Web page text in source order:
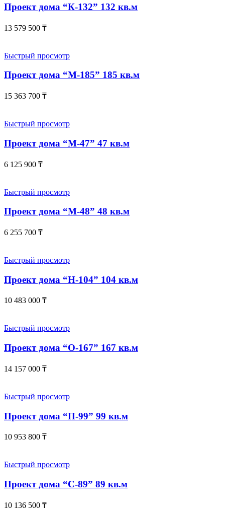
Проект дома “К-132” 132 кв.м
13 579 500 ₸
Быстрый просмотр
Проект дома “М-185” 185 кв.м
15 363 700 ₸
Быстрый просмотр
Проект дома “М-47” 47 кв.м
6 125 900 ₸
Быстрый просмотр
Проект дома “М-48” 48 кв.м
6 255 700 ₸
Быстрый просмотр
Проект дома “Н-104” 104 кв.м
10 483 000 ₸
Быстрый просмотр
Проект дома “О-167” 167 кв.м
14 157 000 ₸
Быстрый просмотр
Проект дома “П-99” 99 кв.м
10 953 800 ₸
Быстрый просмотр
Проект дома “С-89” 89 кв.м
10 136 500 ₸